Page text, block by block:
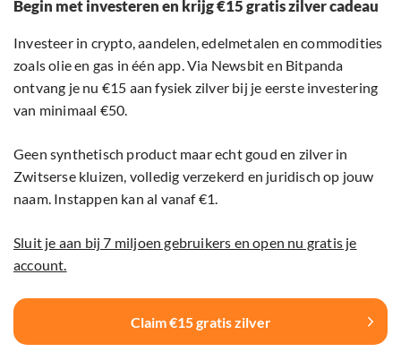
Begin met investeren en krijg €15 gratis zilver cadeau
Investeer in crypto, aandelen, edelmetalen en commodities
zoals olie en gas in één app. Via Newsbit en Bitpanda
ontvang je nu €15 aan fysiek zilver bij je eerste investering
van minimaal €50.
Geen synthetisch product maar echt goud en zilver in
Zwitserse kluizen, volledig verzekerd en juridisch op jouw
naam. Instappen kan al vanaf €1.
Sluit je aan bij 7 miljoen gebruikers en open nu gratis je
account.
Claim €15 gratis zilver